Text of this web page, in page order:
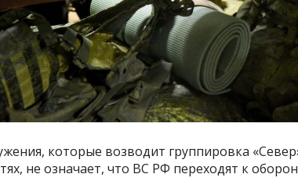
которые возводит группировка
не означает, что ВС РФ переходят к